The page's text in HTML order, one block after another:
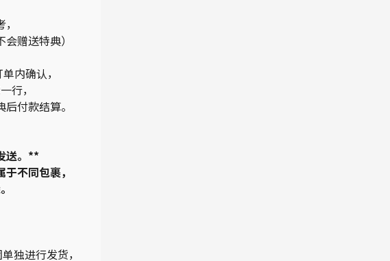
赠送特典）
内确认，
行，
付款结算。
送。**
不同包裹，
独进行发货，